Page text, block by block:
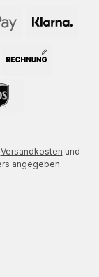
Versandkosten und
angegeben.